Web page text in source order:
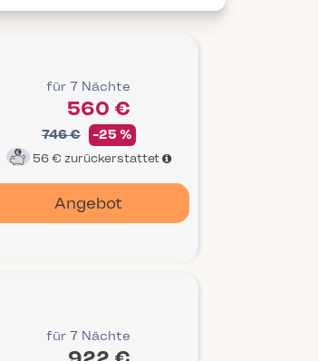
für 7 Nächte
560 €
746 € -25 %
56 € zurückerstattet
Angebot
für 7 Nächte